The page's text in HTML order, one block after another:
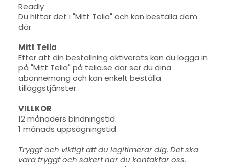
Readly
Du hittar det i "Mitt Telia" och kan beställa dem
där.
Mitt Telia
Efter att din beställning aktiverats kan du logga in
på "Mitt Telia" på telia.se där ser du dina
abonnemang och kan enkelt beställa
tilläggstjänster.
VILLKOR
12 månaders bindningstid.
1 månads uppsägningstid
Tryggt och viktigt att du legitimerar dig. Det ska
vara tryggt och säkert när du kontaktar oss.